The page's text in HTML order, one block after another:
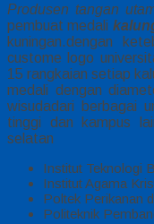
Produsen tangan
pembuat medali
kuningan.dengan
custome logo
15 rangkaian setiap
medali dengan
wisudadari berbagai
tinggi dan kampus
selatan
Institut Teknologi
Institut Agama
Poltek Perikanan
Politeknik